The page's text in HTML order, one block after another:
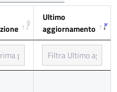
Ultimo
aggiornamento